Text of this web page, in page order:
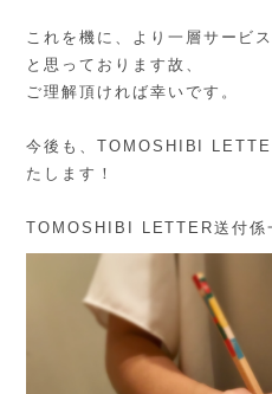
これを機に、より一層サービ
と思っております故、
ご理解頂ければ幸いです。
今後も、TOMOSHIBI
たします！
TOMOSHIBI LETTER送付係